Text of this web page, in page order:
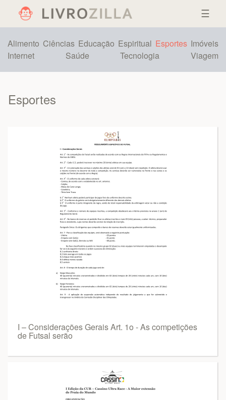
☰
Alimento Ciências Educação Espiritual Esportes Imóveis
Internet
Saúde Tecnologia Viagem
Esportes
I – Considerações Gerais Art. 1o - As competições
de Futsal serão